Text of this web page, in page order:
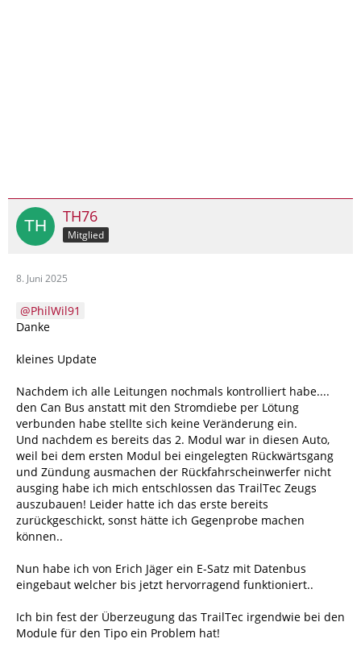
TH76
Mitglied
8. Juni 2025
PhilWil91
Danke
kleines Update
Nachdem ich alle Leitungen nochmals kontrolliert habe....
den Can Bus anstatt mit den Stromdiebe per Lötung
verbunden habe stellte sich keine Veränderung ein.
Und nachdem es bereits das 2. Modul war in diesen Auto,
weil bei dem ersten Modul bei eingelegten Rückwärtsgang
und Zündung ausmachen der Rückfahrscheinwerfer nicht
ausging habe ich mich entschlossen das TrailTec Zeugs
auszubauen! Leider hatte ich das erste bereits
zurückgeschickt, sonst hätte ich Gegenprobe machen
können..
Nun habe ich von Erich Jäger ein E-Satz mit Datenbus
eingebaut welcher bis jetzt hervorragend funktioniert..
Ich bin fest der Überzeugung das TrailTec irgendwie bei den
Module für den Tipo ein Problem hat!